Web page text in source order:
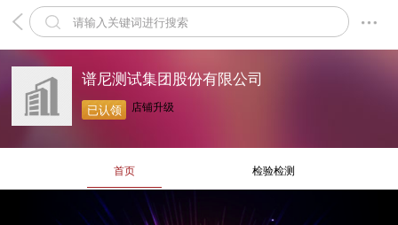
谱尼测试集团股份有限公司
已认领 店铺升级
首页 检验检测